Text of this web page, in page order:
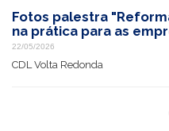
Fotos palestra
na prática para as
22/05/2026
CDL Volta Redonda